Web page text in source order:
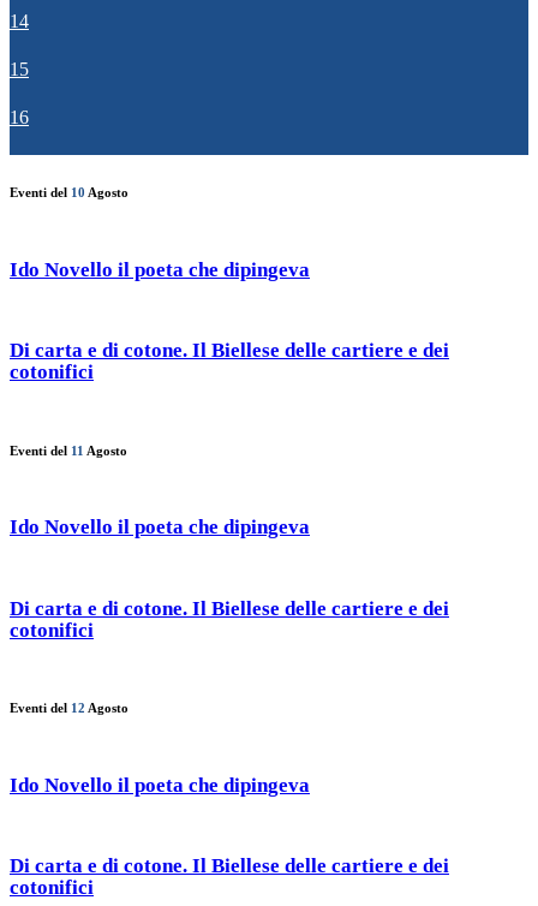
14
15
16
Eventi del 10 Agosto
Ido Novello il poeta che dipingeva
Di carta e di cotone. Il Biellese delle cartiere e dei
cotonifici
Eventi del 11 Agosto
Ido Novello il poeta che dipingeva
Di carta e di cotone. Il Biellese delle cartiere e dei
cotonifici
Eventi del 12 Agosto
Ido Novello il poeta che dipingeva
Di carta e di cotone. Il Biellese delle cartiere e dei
cotonifici